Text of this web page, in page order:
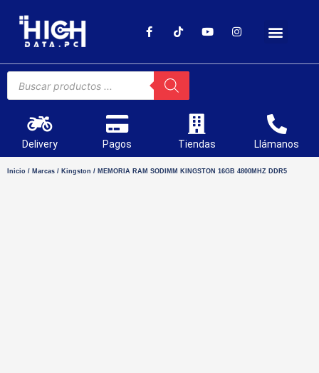
Delivery Pagos Tiendas Llámanos
Inicio / Marcas / Kingston / MEMORIA RAM SODIMM KINGSTON 16GB 4800MHZ DDR5